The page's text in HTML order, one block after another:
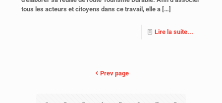
tous les acteurs et citoyens dans ce travail, elle a […]
Lire la suite...
Prev page